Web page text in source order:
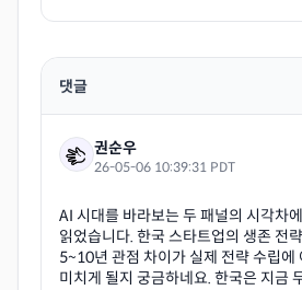
댓글
권순우
26-05-06 10:39:31 PDT
AI 시대를 바라보는 두 패널의 시각차
읽었습니다. 한국 스타트업의 생존 전
5~10년 관점 차이가 실제 전략 수립에
미치게 될지 궁금하네요. 한국은 지금